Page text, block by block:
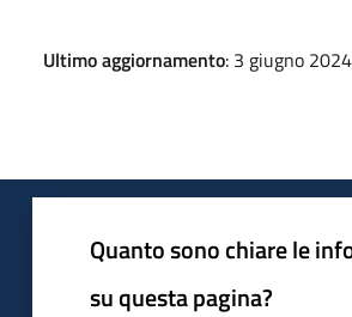
Ultimo aggiornamento: 3 giugno
Quanto sono chiare le
su questa pagina?